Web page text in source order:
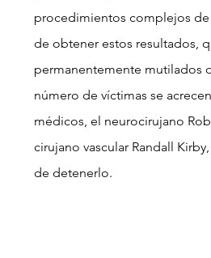
procedimientos complejos
de obtener estos resultados,
permanentemente mutilados
número de víctimas se
médicos, el neurocirujano
cirujano vascular Randall
de detenerlo.